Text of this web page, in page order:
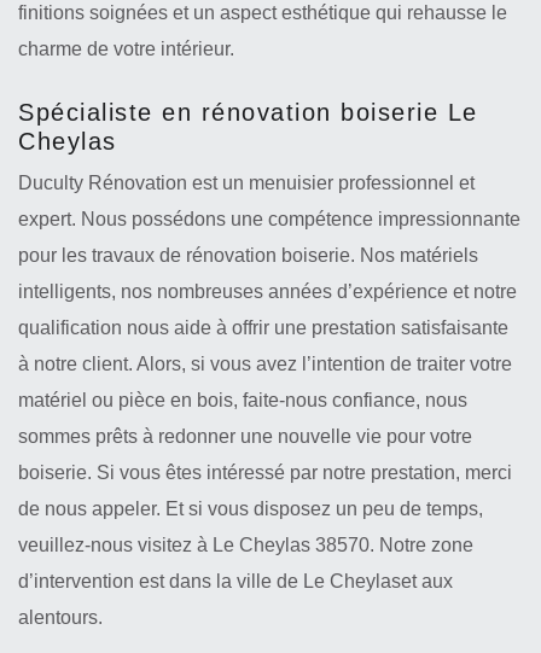
finitions soignées et un aspect esthétique qui rehausse le
charme de votre intérieur.
Spécialiste en rénovation boiserie Le
Cheylas
Duculty Rénovation est un menuisier professionnel et
expert. Nous possédons une compétence impressionnante
pour les travaux de rénovation boiserie. Nos matériels
intelligents, nos nombreuses années d’expérience et notre
qualification nous aide à offrir une prestation satisfaisante
à notre client. Alors, si vous avez l’intention de traiter votre
matériel ou pièce en bois, faite-nous confiance, nous
sommes prêts à redonner une nouvelle vie pour votre
boiserie. Si vous êtes intéressé par notre prestation, merci
de nous appeler. Et si vous disposez un peu de temps,
veuillez-nous visitez à Le Cheylas 38570. Notre zone
d’intervention est dans la ville de Le Cheylaset aux
alentours.